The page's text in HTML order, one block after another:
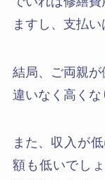
ますし、支払い
結局、ご両親
違いなく高くな
また、 収入が
額も低いでし